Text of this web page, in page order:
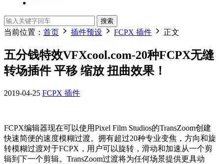
搜索
当前位置： 首页 插件预设 FCPX 插件 正文
五分钱特效VFXcool.com-20种FCPX无缝
转场插件 平移 缩放 扭曲效果！
2019-04-25 FCPX 插件
FCPX编辑器现在可以使用Pixel Film Studios的TransZoom创建
快速简便的速度模糊过渡。拥有超过20种专业变焦，方向和旋
转模糊过渡对于FCPX，用户可以旋转，滑动和加速从一个剪
辑到下一个剪辑。TransZoom过渡将为任何场景提供更具动